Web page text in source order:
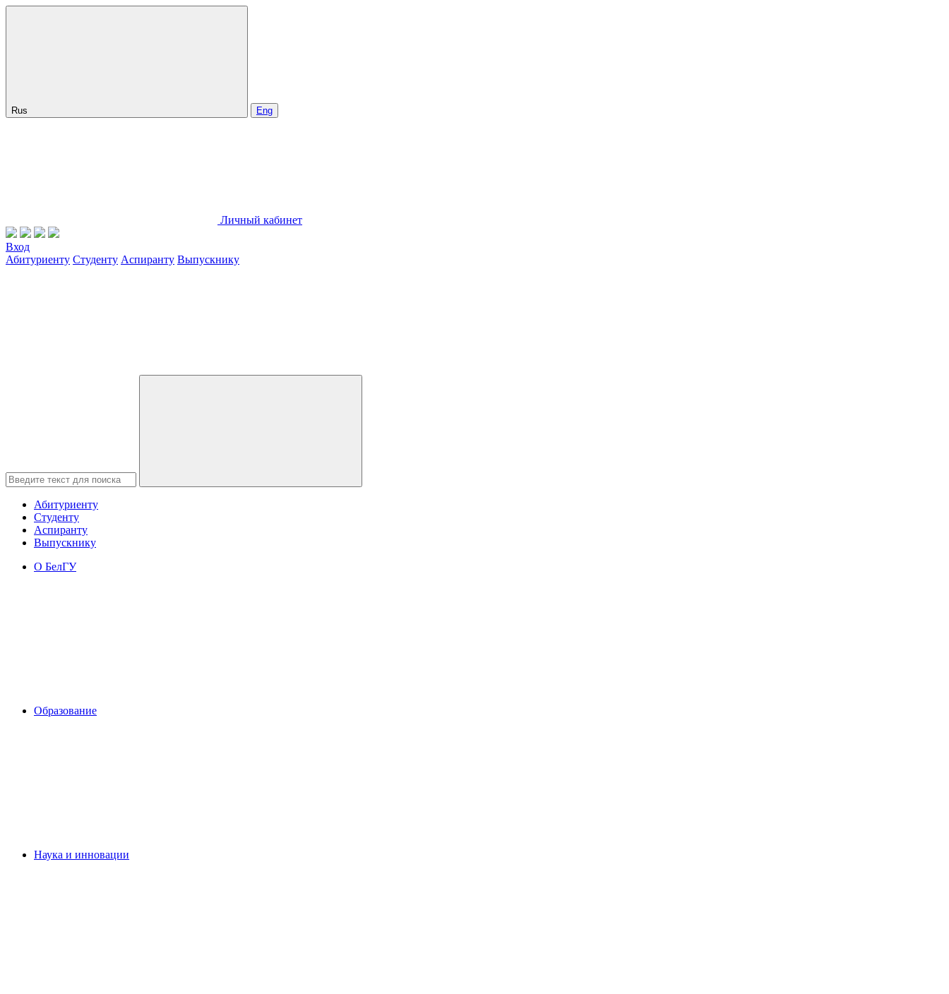
Rus Eng
Личный кабинет
Вход
Абитуриенту Студенту Аспиранту Выпускнику
Абитуриенту
Студенту
Аспиранту
Выпускнику
О БелГУ
Образование
Наука и инновации